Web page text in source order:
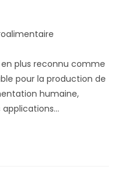
en plus reconnu comme
pour la production de
humaine,
applications…